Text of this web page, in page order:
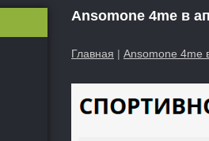
Ansomone 4me в
Главная | Ansomone 4me